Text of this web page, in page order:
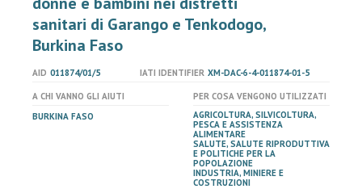
sanitari di Garango e Tenkodogo,
Burkina Faso
AID 011874/01/5 IATI IDENTIFIER XM-DAC-6-4-011874-01-5
A CHI VANNO GLI AIUTI
BURKINA FASO
PER COSA VENGONO UTILIZZATI
AGRICOLTURA, SILVICOLTURA,
PESCA E ASSISTENZA
ALIMENTARE
SALUTE, SALUTE RIPRODUTTIVA
E POLITICHE PER LA
POPOLAZIONE
INDUSTRIA, MINIERE E
COSTRUZIONI